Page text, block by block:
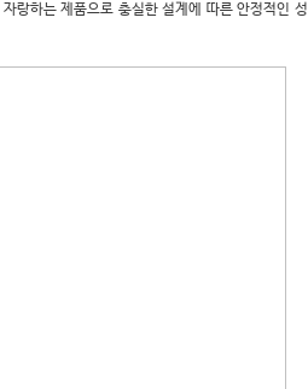
랑하는 제품으로 충실한 설계에 따른 안정적인 성